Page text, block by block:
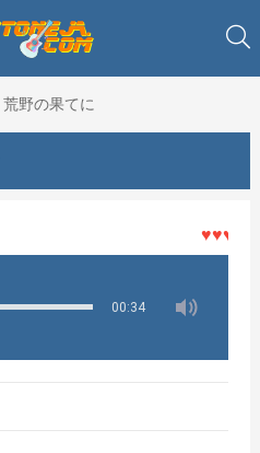
荒野の果てに
♥♥♥着メ
00:34